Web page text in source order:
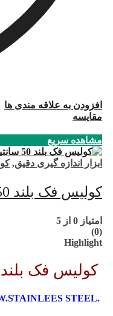
افزودن به علاقه مندی ها
مقایسه
مشاهده سریع
ابزار اندازه گیری دقیق,
کولیس فک بلند 50 سانتیمتر
امتیاز 0 از 5
(0)
Highlight
کولیس فک بلند 50 سانتیمتر
.VERNIER CALIPER LONG JAW.STAINLEES STEEL